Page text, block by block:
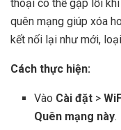
thoại có thể gặp lỗi
quên mạng giúp xóa
kết nối lại như mới,
Cách thực hiện:
Vào Cài đặt >
Quên mạng này.